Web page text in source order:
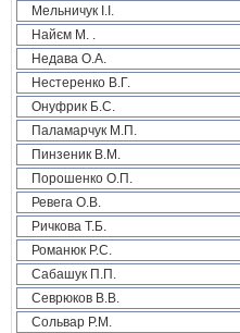
Мельничук І.І.
Найєм М. .
Недава О.А.
Нестеренко В.Г.
Онуфрик Б.С.
Паламарчук М.П.
Пинзеник В.М.
Порошенко О.П.
Ревега О.В.
Ричкова Т.Б.
Романюк Р.С.
Сабашук П.П.
Севрюков В.В.
Сольвар Р.М.